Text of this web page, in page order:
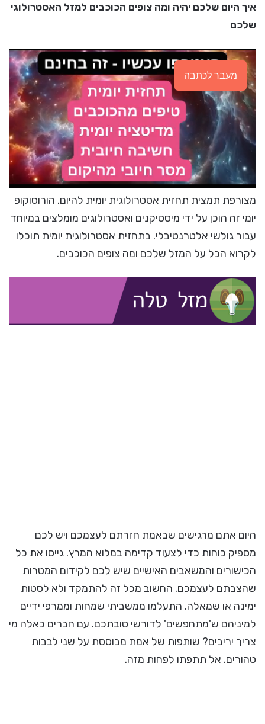
איך היום שלכם יהיה ומה צופים הכוכבים למזל האסטרולוגי
שלכם
מעבר לכתבה
מצורפת תמצית תחזית אסטרולוגית יומית להיום. הורוסוקופ
יומי זה הוכן על ידי מיסטיקנים ואסטרולוגים מומלצים במיוחד
עבור גולשי אלטרנטיבלי. בתחזית אסטרולוגית יומית תוכלו
לקרוא הכל על המזל שלכם ומה צופים הכוכבים.
היום אתם מרגישים שבאמת חזרתם לעצמכם ויש לכם
מספיק כוחות כדי לצעוד קדימה במלוא המרץ. גייסו את כל
הכישורים והמשאבים האישיים שיש לכם לקידום המטרות
שהצבתם לעצמכם. החשוב מכל זה להתמקד ולא לסטות
ימינה או שמאלה. התעלמו ממשביתי שמחות וממרפי ידיים
למיניהם ש'מתחפשים' לדורשי טובתכם. עם חברים כאלה מי
צריך יריבים? שותפות של אמת מבוססת על שני לבבות
טהורים. אל תתפתו לפחות מזה.